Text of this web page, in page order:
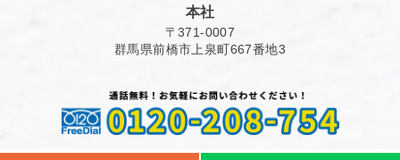
本社
〒371-0007
群馬県前橋市上泉町667番地3